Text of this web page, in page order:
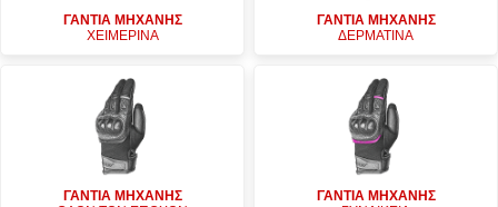
ΓΑΝΤΙΑ ΜΗΧΑΝΗΣ
ΧΕΙΜΕΡΙΝΑ
ΓΑΝΤΙΑ ΜΗΧΑΝΗΣ
ΔΕΡΜΑΤΙΝΑ
ΓΑΝΤΙΑ ΜΗΧΑΝΗΣ
ΓΑΝΤΙΑ ΜΗΧΑΝΗΣ